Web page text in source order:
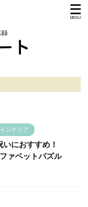
録
ンテリア
におすすめ！
ァベットパズル